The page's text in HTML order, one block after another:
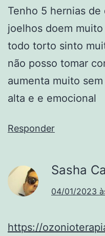
Tenho 5 hernias
joelhos doem
todo torto sinto
não posso tomar
aumenta muito
alta e e emocional
Responder
Sasha
04/01/2023
https://